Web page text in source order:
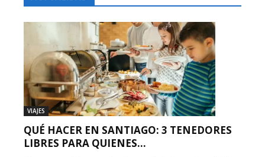
VIAJES
QUÉ HACER EN SANTIAGO: 3 TENEDORES
LIBRES PARA QUIENES...